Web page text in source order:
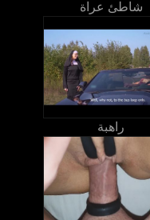
شاطئ عراة
راهبة